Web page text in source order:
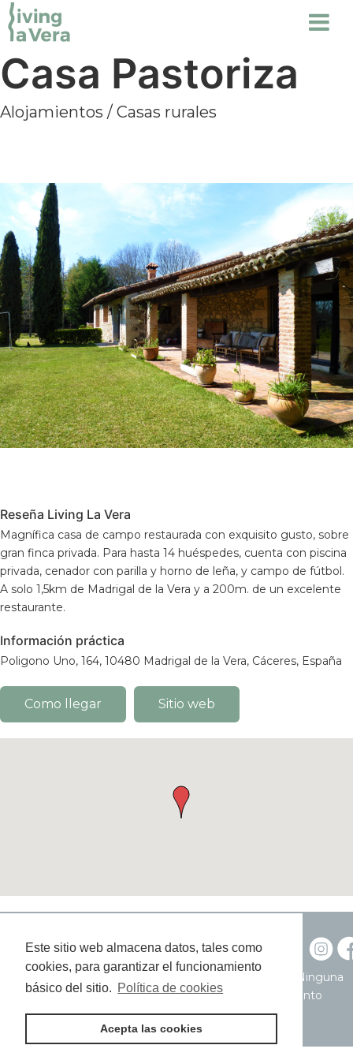
Este sitio web almacena datos, tales como
cookies, para garantizar el funcionamiento
básico del sitio. Política de cookies
Acepta las cookies
Casa Pastoriza
Alojamientos / Casas rurales
Reseña Living La Vera
Magnífica casa de campo restaurada con exquisito gusto, sobre
gran finca privada. Para hasta 14 huéspedes, cuenta con piscina
privada, cenador con parilla y horno de leña, y campo de fútbol.
A solo 1,5km de Madrigal de la Vera y a 200m. de un excelente
restaurante.
Información práctica
Poligono Uno, 164, 10480 Madrigal de la Vera, Cáceres, España
Como llegar Sitio web
Política de privacidad y cookies
Condiciones de uso
© 2021 Living La Vera. Todos los derechos reservados. Ninguna
parte de esta web se puede reproducir sin consentimiento
escrito.